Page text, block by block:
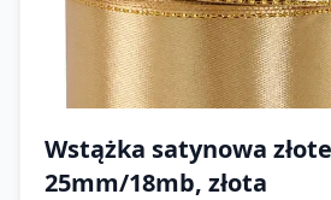
Wstążka satynowa
25mm/18mb, złota